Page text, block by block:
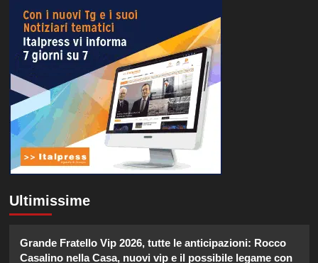
Ultimissime
Grande Fratello Vip 2026, tutte le anticipazioni: Rocco
Casalino nella Casa, nuovi vip e il possibile legame con